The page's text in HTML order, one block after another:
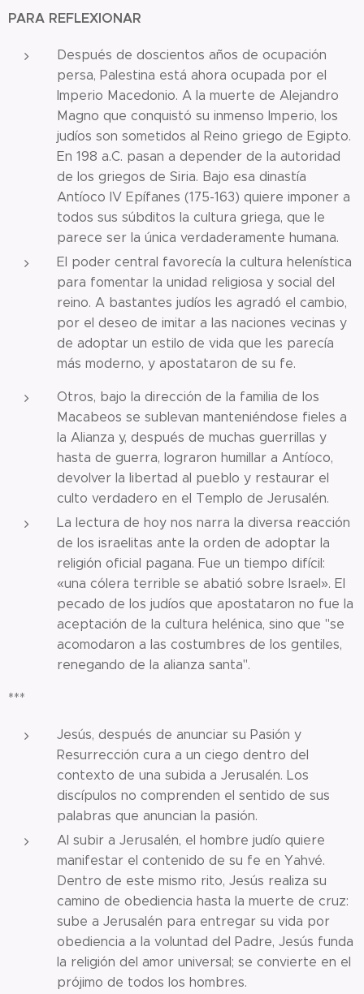
PARA REFLEXIONAR
Después de doscientos años de ocupación
persa, Palestina está ahora ocupada por el
Imperio Macedonio. A la muerte de Alejandro
Magno que conquistó su inmenso Imperio, los
judíos son sometidos al Reino griego de Egipto.
En 198 a.C. pasan a depender de la autoridad
de los griegos de Siria. Bajo esa dinastía
Antíoco IV Epífanes (175-163) quiere imponer a
todos sus súbditos la cultura griega, que le
parece ser la única verdaderamente humana.
El poder central favorecía la cultura helenística
para fomentar la unidad religiosa y social del
reino. A bastantes judíos les agradó el cambio,
por el deseo de imitar a las naciones vecinas y
de adoptar un estilo de vida que les parecía
más moderno, y apostataron de su fe.
Otros, bajo la dirección de la familia de los
Macabeos se sublevan manteniéndose fieles a
la Alianza y, después de muchas guerrillas y
hasta de guerra, lograron humillar a Antíoco,
devolver la libertad al pueblo y restaurar el
culto verdadero en el Templo de Jerusalén.
La lectura de hoy nos narra la diversa reacción
de los israelitas ante la orden de adoptar la
religión oficial pagana. Fue un tiempo difícil:
«una cólera terrible se abatió sobre Israel». El
pecado de los judíos que apostataron no fue la
aceptación de la cultura helénica, sino que "se
acomodaron a las costumbres de los gentiles,
renegando de la alianza santa".
***
Jesús, después de anunciar su Pasión y
Resurrección cura a un ciego dentro del
contexto de una subida a Jerusalén. Los
discípulos no comprenden el sentido de sus
palabras que anuncian la pasión.
Al subir a Jerusalén, el hombre judío quiere
manifestar el contenido de su fe en Yahvé.
Dentro de este mismo rito, Jesús realiza su
camino de obediencia hasta la muerte de cruz:
sube a Jerusalén para entregar su vida por
obediencia a la voluntad del Padre, Jesús funda
la religión del amor universal; se convierte en el
prójimo de todos los hombres.